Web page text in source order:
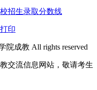
招生录取分数线
印
院成教 All rights reserved
交流信息网站，敬请考生